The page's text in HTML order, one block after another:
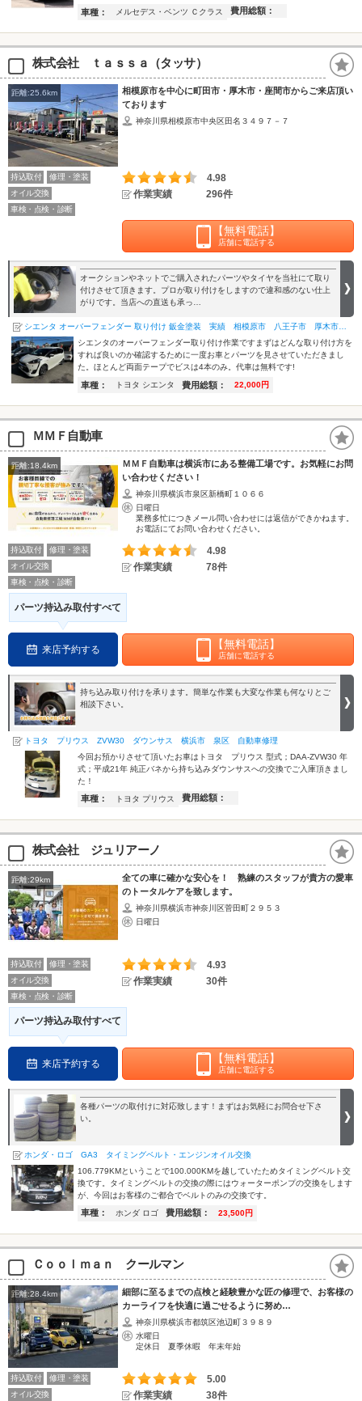
車種： メルセデス・ベンツ Ｃクラス 費用総額：
株式会社 ｔａｓｓａ（タッサ）
距離:25.6km
相模原市を中心に町田市・厚木市・座間市からご来店頂い
ております
神奈川県相模原市中央区田名３４９７－７
持込取付
修理・塗装
オイル交換
車検・点検・診断
4.98
作業実績
296件
【無料電話】
店舗に電話する
オークションやネットでご購入されたパーツやタイヤを当社にて取り
付けさせて頂きます。プロが取り付けをしますので違和感のない仕上
がりです。当店への直送も承っ…
シエンタのオーバーフェンダー取り付け作業ですまずはどんな取り付け方を
すれば良いのか確認するために一度お車とパーツを見させていただきまし
た。ほとんど両面テープでビスは4本のみ。代車は無料です!
車種： トヨタ シエンタ 費用総額： 22,000円
ＭＭＦ自動車
距離:18.4km
ＭＭＦ自動車は横浜市にある整備工場です。お気軽にお問
い合わせください！
神奈川県横浜市泉区新橋町１０６６
日曜日
業務多忙につきメール問い合わせには返信ができかねます。
お電話にてお問い合わせください。
持込取付
修理・塗装
オイル交換
車検・点検・診断
4.98
作業実績
78件
パーツ持込み取付すべて
来店予約する 【無料電話】
店舗に電話する
持ち込み取り付けを承ります。簡単な作業も大変な作業も何なりとご
相談下さい。
トヨタ プリウス ZVW30 ダウンサス 横浜市 泉区 自動車修理
今回お預かりさせて頂いたお車はトヨタ プリウス 型式；DAA-ZVW30 年
式；平成21年 純正バネから持ち込みダウンサスへの交換でご入庫頂きまし
た！
車種： トヨタ プリウス 費用総額：
株式会社 ジュリアーノ
距離:29km
全ての車に確かな安心を！ 熟練のスタッフが貴方の愛車
のトータルケアを致します。
神奈川県横浜市神奈川区菅田町２９５３
日曜日
持込取付
修理・塗装
オイル交換
車検・点検・診断
4.93
作業実績
30件
パーツ持込み取付すべて
来店予約する 【無料電話】
店舗に電話する
各種パーツの取付けに対応致します！まずはお気軽にお問合せ下さ
い。
ホンダ・ロゴ GA3 タイミングベルト・エンジンオイル交換
106.779KMということで100.000KMを越していたためタイミングベルト交
換です。タイミングベルトの交換の際にはウォーターポンプの交換をします
が、今回はお客様のご都合でベルトのみの交換です。
車種： ホンダ ロゴ 費用総額： 23,500円
Ｃｏｏｌｍａｎ クールマン
距離:28.4km
細部に至るまでの点検と経験豊かな匠の修理で、お客様の
カーライフを快適に過ごせるように努め…
神奈川県横浜市都筑区池辺町３９８９
水曜日
定休日 夏季休暇 年末年始
持込取付
修理・塗装
オイル交換
5.00
作業実績
38件